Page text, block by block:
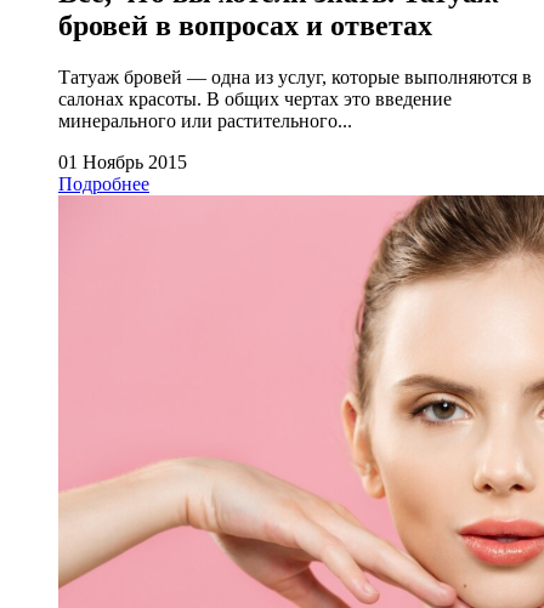
бровей в вопросах и ответах
Татуаж бровей — одна из услуг, которые выполняются в
салонах красоты. В общих чертах это введение
минерального или растительного...
01 Ноябрь 2015
Подробнее